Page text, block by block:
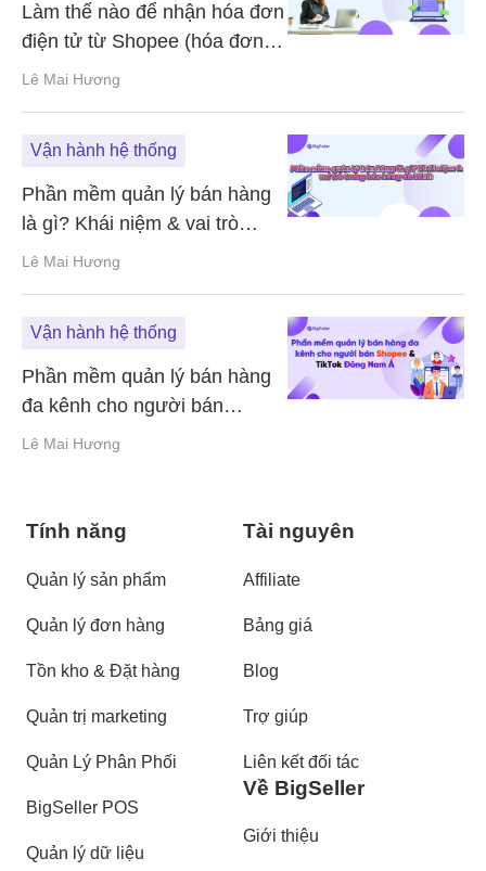
Làm thế nào để nhận hóa đơn
điện tử từ Shopee (hóa đơn
GTGT)
Lê Mai Hương
Vận hành hệ thống
Phần mềm quản lý bán hàng
là gì? Khái niệm & vai trò
trong bán hàng đa kênh
Lê Mai Hương
Vận hành hệ thống
Phần mềm quản lý bán hàng
đa kênh cho người bán
Shopee & TikTok Đông Nam Á
Lê Mai Hương
Tính năng
Quản lý sản phẩm
Quản lý đơn hàng
Tồn kho & Đặt hàng
Quản trị marketing
Quản Lý Phân Phối
BigSeller POS
Quản lý dữ liệu
Tài nguyên
Affiliate
Bảng giá
Blog
Trợ giúp
Liên kết đối tác
Về BigSeller
Giới thiệu